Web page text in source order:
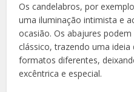
Os candelabros, por
uma iluminação intimista e
ocasião. Os abajures
clássico, trazendo uma
formatos diferentes,
excêntrica e especial.